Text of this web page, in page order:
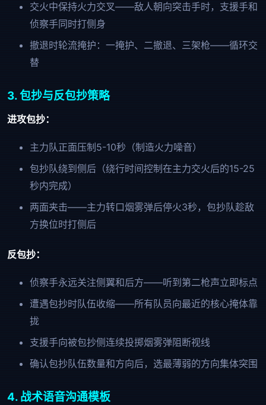
交火中保持火力交叉——敌人朝向突击手时，支援手和
侦察手同时打侧身
撤退时轮流掩护：一掩护、二撤退、三架枪——循环交
替
3. 包抄与反包抄策略
进攻包抄：
主力队正面压制5-10秒（制造火力噪音）
包抄队绕到侧后（绕行时间控制在主力交火后的15-25
秒内完成）
两面夹击——主力转口烟雾弹后停火3秒，包抄队趁敌
方换位时打侧后
反包抄：
侦察手永远关注侧翼和后方——听到第二枪声立即标点
遭遇包抄时队伍收缩——所有队员向最近的核心掩体靠
拢
支援手向被包抄侧连续投掷烟雾弹阻断视线
确认包抄队伍数量和方向后，选最薄弱的方向集体突围
4. 战术语音沟通模板